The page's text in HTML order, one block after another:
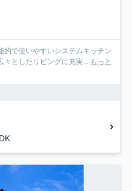
的で使いやすいシステムキッチン
々としたリビングに充実... もっと